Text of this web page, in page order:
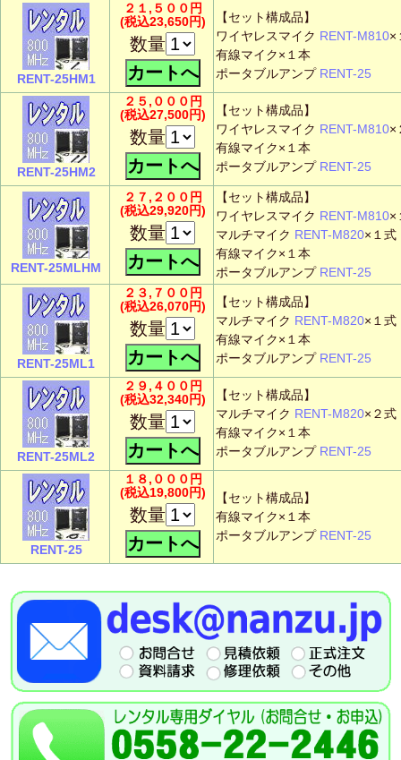
RENT-25HM1
２１,５００円
(税込23,650円)
数量
【セット構成品】
ワイヤレスマイク RENT-M810×
有線マイク×１本
ポータブルアンプ RENT-25
RENT-25HM2
２５,０００円
(税込27,500円)
数量
【セット構成品】
ワイヤレスマイク RENT-M810×
有線マイク×１本
ポータブルアンプ RENT-25
RENT-25MLHM
２７,２００円
(税込29,920円)
数量
【セット構成品】
ワイヤレスマイク RENT-M810×
マルチマイク RENT-M820×１式
有線マイク×１本
ポータブルアンプ RENT-25
RENT-25ML1
２３,７００円
(税込26,070円)
数量
【セット構成品】
マルチマイク RENT-M820×１式
有線マイク×１本
ポータブルアンプ RENT-25
RENT-25ML2
２９,４００円
(税込32,340円)
数量
【セット構成品】
マルチマイク RENT-M820×２式
有線マイク×１本
ポータブルアンプ RENT-25
RENT-25
１８,０００円
(税込19,800円)
数量
【セット構成品】
有線マイク×１本
ポータブルアンプ RENT-25